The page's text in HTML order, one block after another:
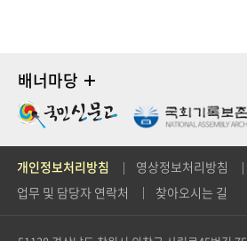
배너마당
개인정보처리방침 영상정보처리방침
업무 및 담당자 연락처 찾아오시는 길